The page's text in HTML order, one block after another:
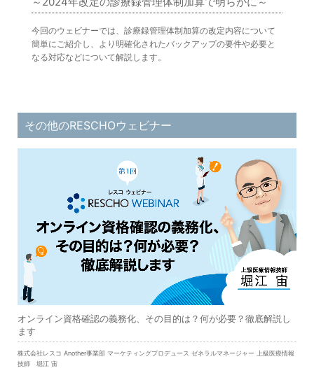
今回のウェビナーでは、診療録管理体制加算の改定内容について
簡単にご紹介し、より明確化されたバックアップの要件や必要と
なる対応などについて解説します。
その他のRESCHOウェビナー
オンライン資格確認の義務化、その目的は？何が必要？徹底解説し
ます
株式会社レスコ Another事業部 マーケティングプロデュース ゼネラルマネージャー 上級医療情報
技師 堀江 宙